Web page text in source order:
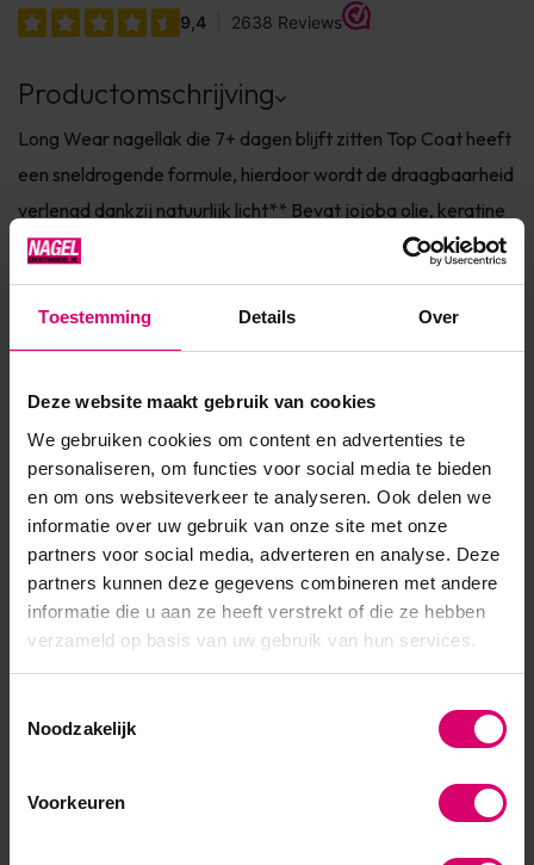
Toestemming Details Over
Deze website maakt gebruik van cookies
We gebruiken cookies om content en advertenties te
personaliseren, om functies voor social media te bieden
en om ons websiteverkeer te analyseren. Ook delen we
informatie over uw gebruik van onze site met onze
partners voor social media, adverteren en analyse. Deze
partners kunnen deze gegevens combineren met andere
informatie die u aan ze heeft verstrekt of die ze hebben
verzameld op basis van uw gebruik van hun services.
Noodzakelijk
Voorkeuren
Productomschrijving
Long Wear nagellak die 7+ dagen blijft zitten Top Coat heeft
een sneldrogende formule, hierdoor wordt de draagbaarheid
verlengd dankzij natuurlijk licht** Bevat jojoba olie, keratine
en vitamine E voor de verzorging van de nagel Dierproefvrij
& 7Free* Verkrijgbaar in 150+ fashionkleuren Ingrediënten * 7
Free: vrij van Parabenen, Form...
Product specificaties
EAN 639370909592